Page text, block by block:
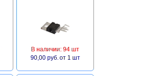
В наличии: 94 шт
90,00 руб. от 1 шт